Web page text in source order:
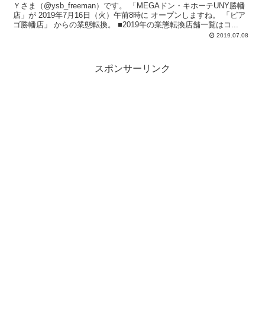
Ｙさま（@ysb_freeman）です。 「MEGAドン・キホーテUNY勝幡
店」が 2019年7月16日（火）午前8時に オープンしますね。 「ピア
ゴ勝幡店」 からの業態転換。 ■2019年の業態転換店舗一覧はコ...
2019.07.08
スポンサーリンク